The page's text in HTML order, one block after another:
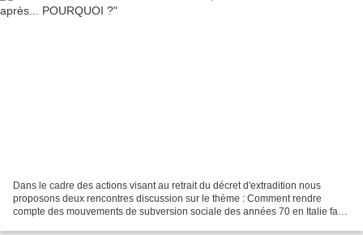
Dans le cadre des actions visant au retrait du décret d'extradition nous
proposons deux rencontres discussion sur le thème : Comment rendre
compte des mouvements de subversion sociale des années 70 en Italie face